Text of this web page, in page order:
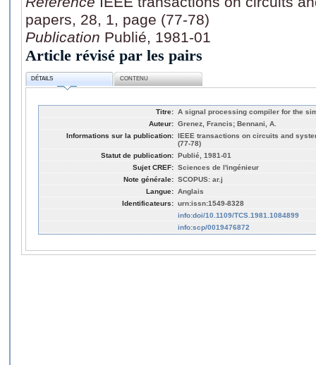
papers, 28, 1, page (77-78)
Publication Publié, 1981-01
Article révisé par les pairs
DÉTAILS CONTENU
Titre: A signal processing compiler for the
Auteur: Grenez, Francis; Bennani, A.
Informations sur la publication: IEEE transactions on circuits and
(77-78)
Statut de publication: Publié, 1981-01
Sujet CREF: Sciences de l'ingénieur
Note générale: SCOPUS: ar.j
Langue: Anglais
Identificateurs: urn:issn:1549-8328
info:doi/10.1109/TCS.1981.1084899
info:scp/0019476872